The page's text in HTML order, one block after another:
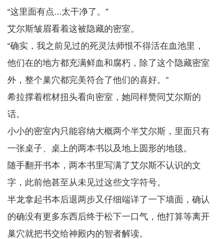
“这里面有点...太干净了。”
艾尔斯皱眉看着这被隐藏的密室。
“确实，我之前见过的死灵法师恨不得活在血池里，
他们在的地方都充满鲜血和腐朽，除了这个隐藏密室
外，整个巢穴都完美符合了他们的喜好。”
希拉撑着棺材扭头看向密室，她同样赞同艾尔斯的
话。
小小的密室内只能容纳大概两个半艾尔斯，里面只有
一张桌子、桌上的两本书以及地上圆形的地毯。
随手翻开书本，两本书里写满了艾尔斯不认识的文
字，此前他甚至从未见过这些文字符号。
半龙拿起书本后退两步又仔细端详了一下墙面，确认
的确没有更多东西后终于松下一口气，他打算等离开
巢穴就把书交给神殿内的智者解读。